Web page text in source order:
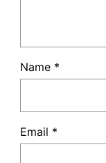
Name *
Email *